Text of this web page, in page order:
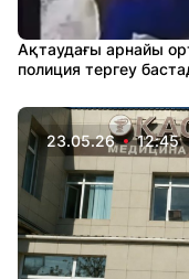
Ақтаудағы арнайы
полиция тергеу
23.05.26 12:45